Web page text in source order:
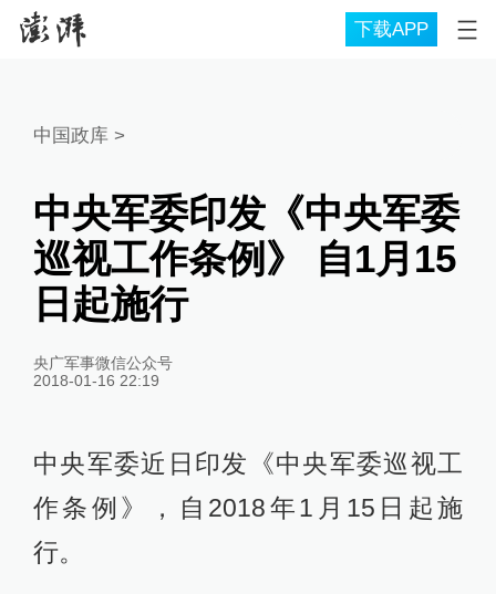
下载APP
中国政库 >
中央军委印发《中央军委
巡视工作条例》 自1月15
日起施行
央广军事微信公众号
2018-01-16 22:19
中央军委近日印发《中央军委巡视工
作条例》，自2018年1月15日起施
行。